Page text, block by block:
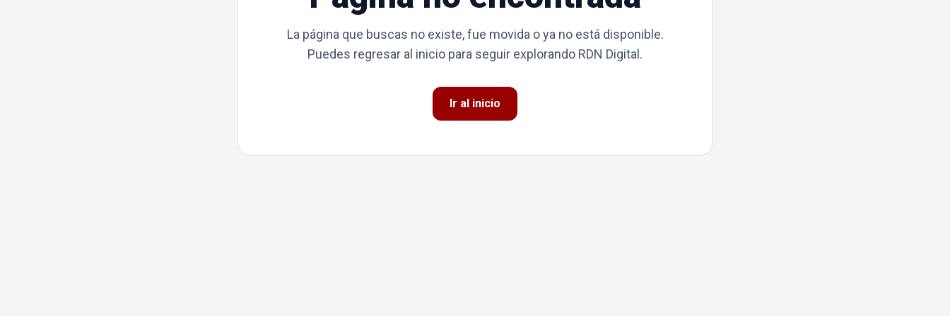
La página que buscas no existe, fue movida o ya no está disponible.
Puedes regresar al inicio para seguir explorando RDN Digital.
Ir al inicio